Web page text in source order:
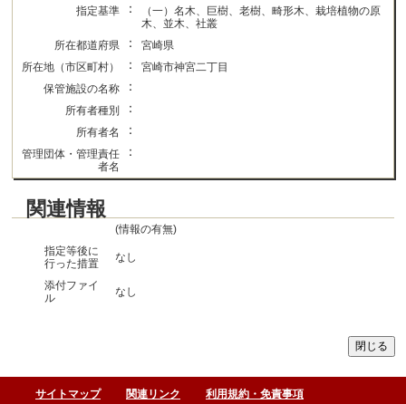
指定基準 ：
（一）名木、巨樹、老樹、畸形木、栽培植物の原
木、並木、社叢
所在都道府県
：
宮崎県
所在地（市区町村）
：
宮崎市神宮二丁目
保管施設の名称
：
所有者種別 ：
所有者名 ：
管理団体・管理責任
者名
：
関連情報
(情報の有無)
指定等後に
行った措置
なし
添付ファイ
ル
なし
サイトマップ 関連リンク 利用規約・免責事項